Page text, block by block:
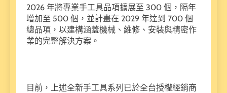
2026 年將專業手工具品項擴展至 300 個，隔年
增加至 500 個，並計畫在 2029 年達到 700 個
總品項，以建構涵蓋機械、維修、安裝與精密作
業的完整解決方案。
目前，上述全新手工具系列已於全台授權經銷商